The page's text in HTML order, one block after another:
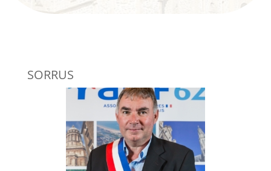
SORRUS